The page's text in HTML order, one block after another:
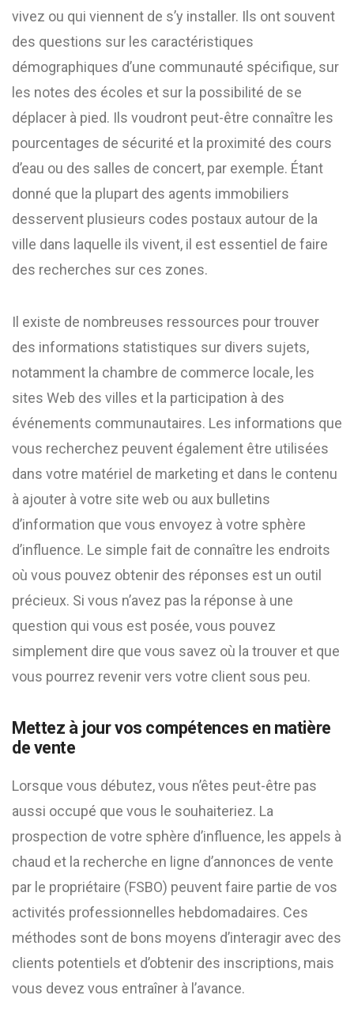
vivez ou qui viennent de s’y installer. Ils ont souvent
des questions sur les caractéristiques
démographiques d’une communauté spécifique, sur
les notes des écoles et sur la possibilité de se
déplacer à pied. Ils voudront peut-être connaître les
pourcentages de sécurité et la proximité des cours
d’eau ou des salles de concert, par exemple. Étant
donné que la plupart des agents immobiliers
desservent plusieurs codes postaux autour de la
ville dans laquelle ils vivent, il est essentiel de faire
des recherches sur ces zones.
Il existe de nombreuses ressources pour trouver
des informations statistiques sur divers sujets,
notamment la chambre de commerce locale, les
sites Web des villes et la participation à des
événements communautaires. Les informations que
vous recherchez peuvent également être utilisées
dans votre matériel de marketing et dans le contenu
à ajouter à votre site web ou aux bulletins
d’information que vous envoyez à votre sphère
d’influence. Le simple fait de connaître les endroits
où vous pouvez obtenir des réponses est un outil
précieux. Si vous n’avez pas la réponse à une
question qui vous est posée, vous pouvez
simplement dire que vous savez où la trouver et que
vous pourrez revenir vers votre client sous peu.
Mettez à jour vos compétences en matière
de vente
Lorsque vous débutez, vous n’êtes peut-être pas
aussi occupé que vous le souhaiteriez. La
prospection de votre sphère d’influence, les appels à
chaud et la recherche en ligne d’annonces de vente
par le propriétaire (FSBO) peuvent faire partie de vos
activités professionnelles hebdomadaires. Ces
méthodes sont de bons moyens d’interagir avec des
clients potentiels et d’obtenir des inscriptions, mais
vous devez vous entraîner à l’avance.